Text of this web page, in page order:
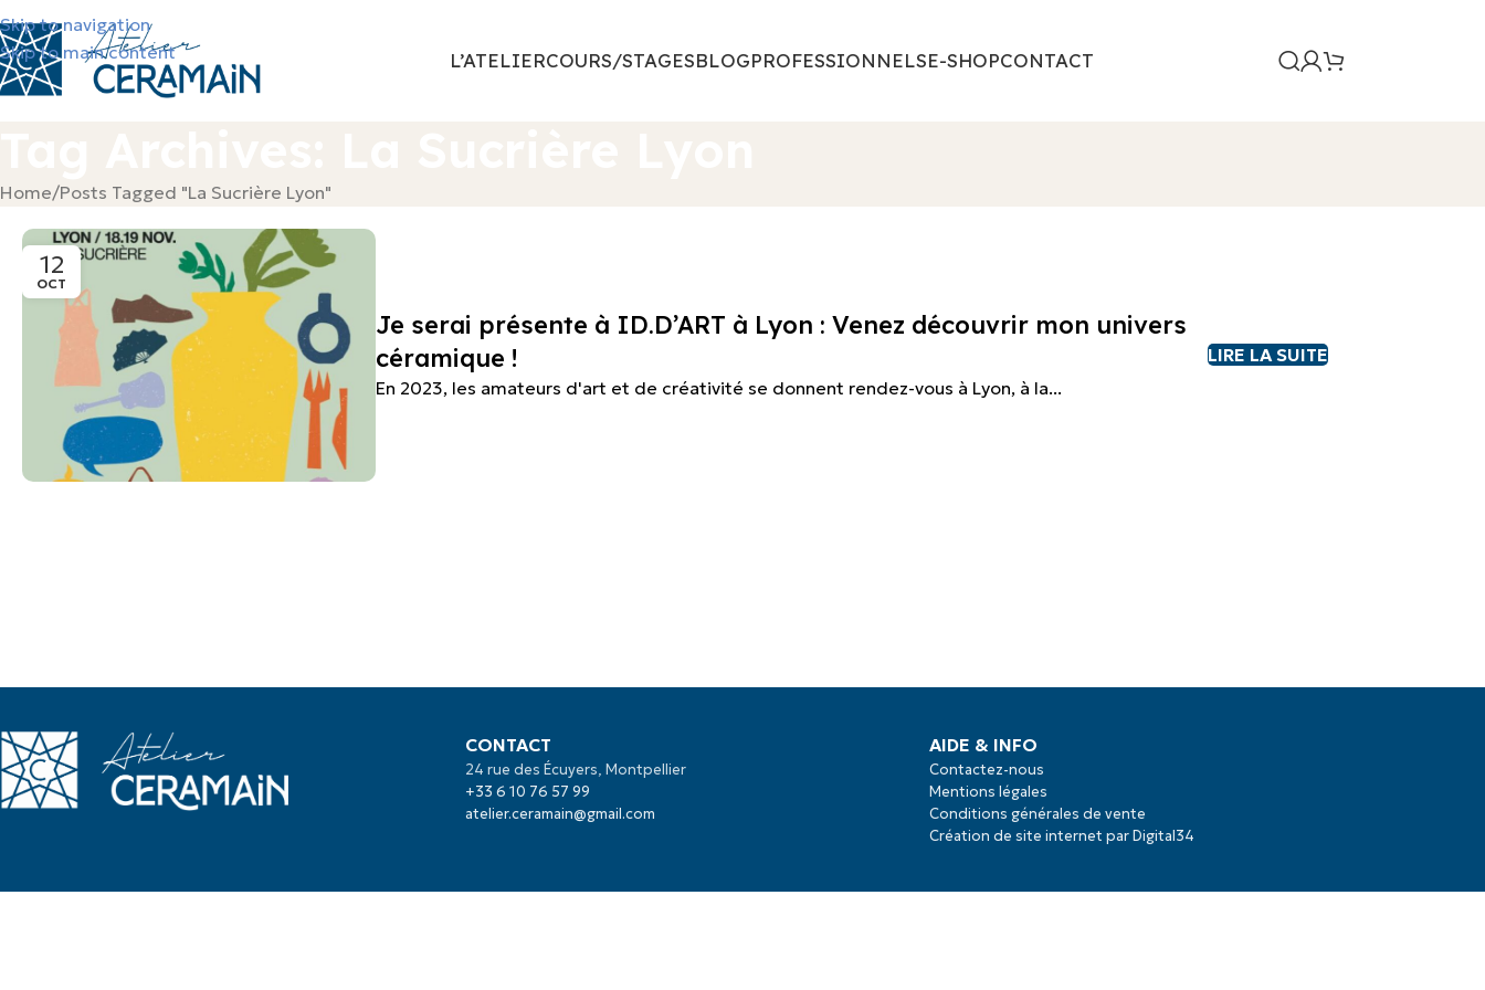
Skip to navigation
Skip to main content
L’ATELIERCOURS/STAGESBLOGPROFESSIONNELSE-SHOPCONTACT
Home Posts Tagged "La Sucrière Lyon"
12
OCT
Je serai présente à ID.D’ART à Lyon : Venez découvrir mon univers
céramique !
En 2023, les amateurs d'art et de créativité se donnent rendez-vous à Lyon, à la...
LIRE LA SUITE
CONTACT
24 rue des Écuyers, Montpellier
+33 6 10 76 57 99
atelier.ceramain@gmail.com
AIDE & INFO
Contactez-nous
Mentions légales
Conditions générales de vente
Création de site internet par Digital34